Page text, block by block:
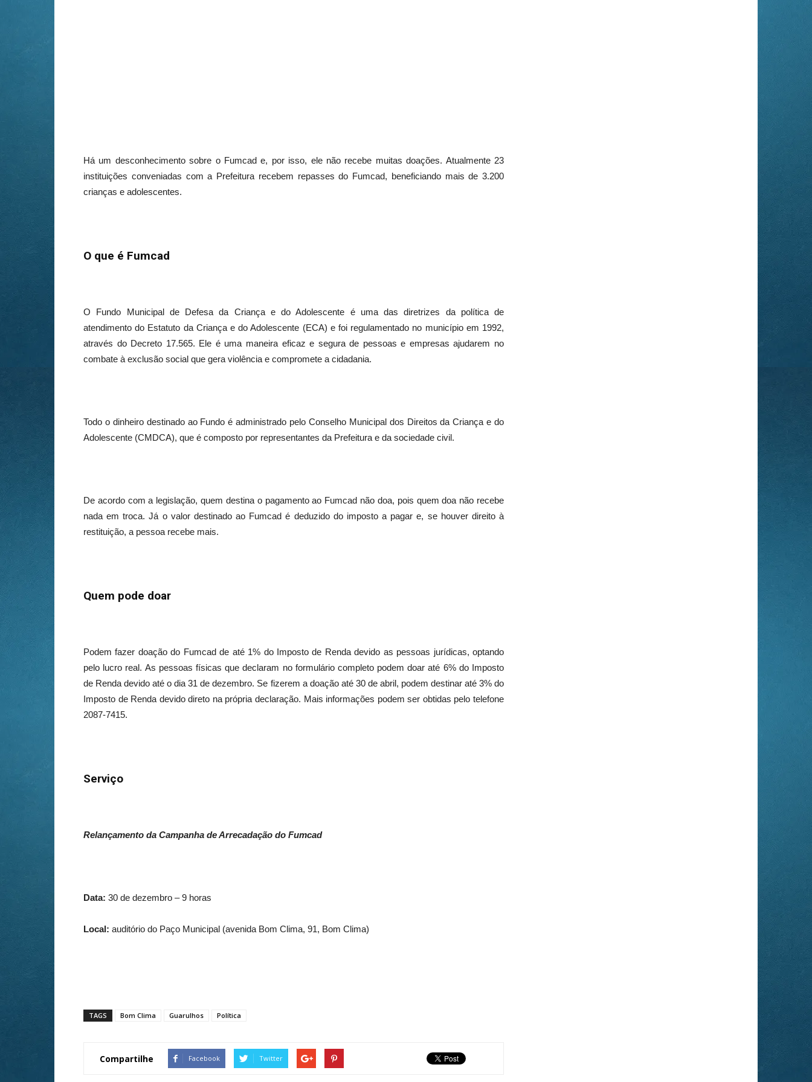
Há um desconhecimento sobre o Fumcad e, por isso, ele não recebe muitas doações. Atualmente 23
instituições conveniadas com a Prefeitura recebem repasses do Fumcad, beneficiando mais de 3.200
crianças e adolescentes.
O que é Fumcad
O Fundo Municipal de Defesa da Criança e do Adolescente é uma das diretrizes da política de
atendimento do Estatuto da Criança e do Adolescente (ECA) e foi regulamentado no município em 1992,
através do Decreto 17.565. Ele é uma maneira eficaz e segura de pessoas e empresas ajudarem no
combate à exclusão social que gera violência e compromete a cidadania.
Todo o dinheiro destinado ao Fundo é administrado pelo Conselho Municipal dos Direitos da Criança e do
Adolescente (CMDCA), que é composto por representantes da Prefeitura e da sociedade civil.
De acordo com a legislação, quem destina o pagamento ao Fumcad não doa, pois quem doa não recebe
nada em troca. Já o valor destinado ao Fumcad é deduzido do imposto a pagar e, se houver direito à
restituição, a pessoa recebe mais.
Quem pode doar
Podem fazer doação do Fumcadde até 1% do Imposto de Renda devido as pessoas jurídicas, optando
pelo lucro real. As pessoas físicas que declaram no formulário completo podem doar até 6% do Imposto
de Renda devido até o dia31 de dezembro. Se fizerem a doação até 30 de abril, podem destinar até 3% do
Imposto de Renda devido direto na própria declaração. Mais informações podem ser obtidas pelo telefone
2087-7415.
Serviço
Relançamento da Campanha de Arrecadação do Fumcad
Data: 30 de dezembro – 9 horas
Local: auditório do Paço Municipal (avenida Bom Clima, 91, Bom Clima)
TAGS Bom Clima Guarulhos Política
Compartilhe Facebook Twitter